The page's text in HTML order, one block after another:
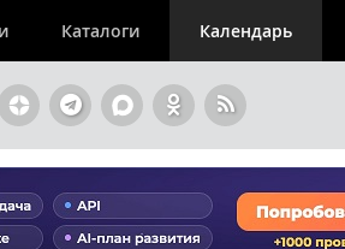
Каталоги Календарь